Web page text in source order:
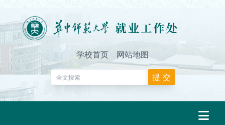
学校首页 网站地图